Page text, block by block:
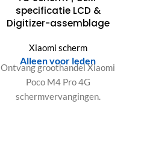
specificatie LCD &
Digitizer-assemblage
Xiaomi scherm
Alleen voor leden
Ontvang groothandel Xiaomi
Poco M4 Pro 4G
schermvervangingen.